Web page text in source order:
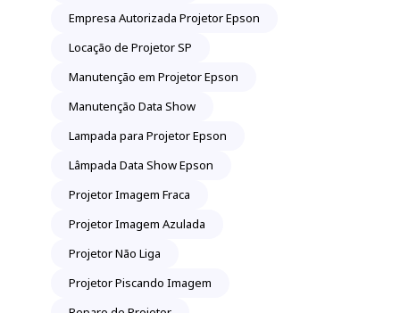
Empresa Autorizada Projetor Epson
Locação de Projetor SP
Manutenção em Projetor Epson
Manutenção Data Show
Lampada para Projetor Epson
Lâmpada Data Show Epson
Projetor Imagem Fraca
Projetor Imagem Azulada
Projetor Não Liga
Projetor Piscando Imagem